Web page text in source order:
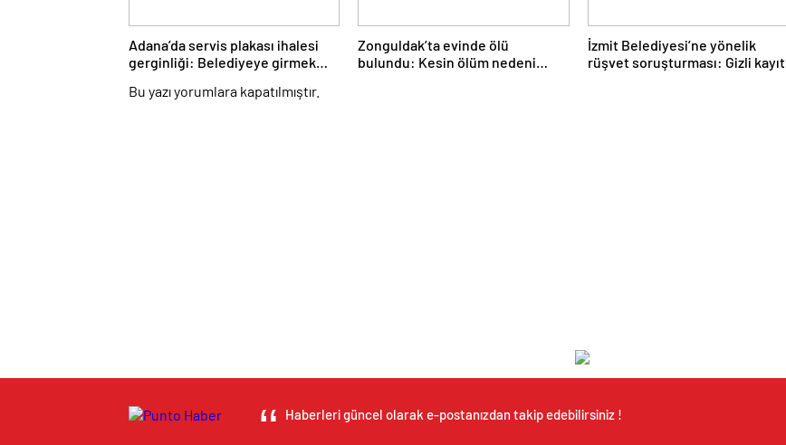
Adana’da servis plakası ihalesi
gerginliği: Belediyeye girmek
Zonguldak’ta evinde ölü
bulundu: Kesin ölüm nedeni
İzmit Belediyesi’ne yönelik
rüşvet soruşturması: Gizli kayıt
Bu yazı yorumlara kapatılmıştır.
Haberleri güncel olarak e-postanızdan takip edebilirsiniz !